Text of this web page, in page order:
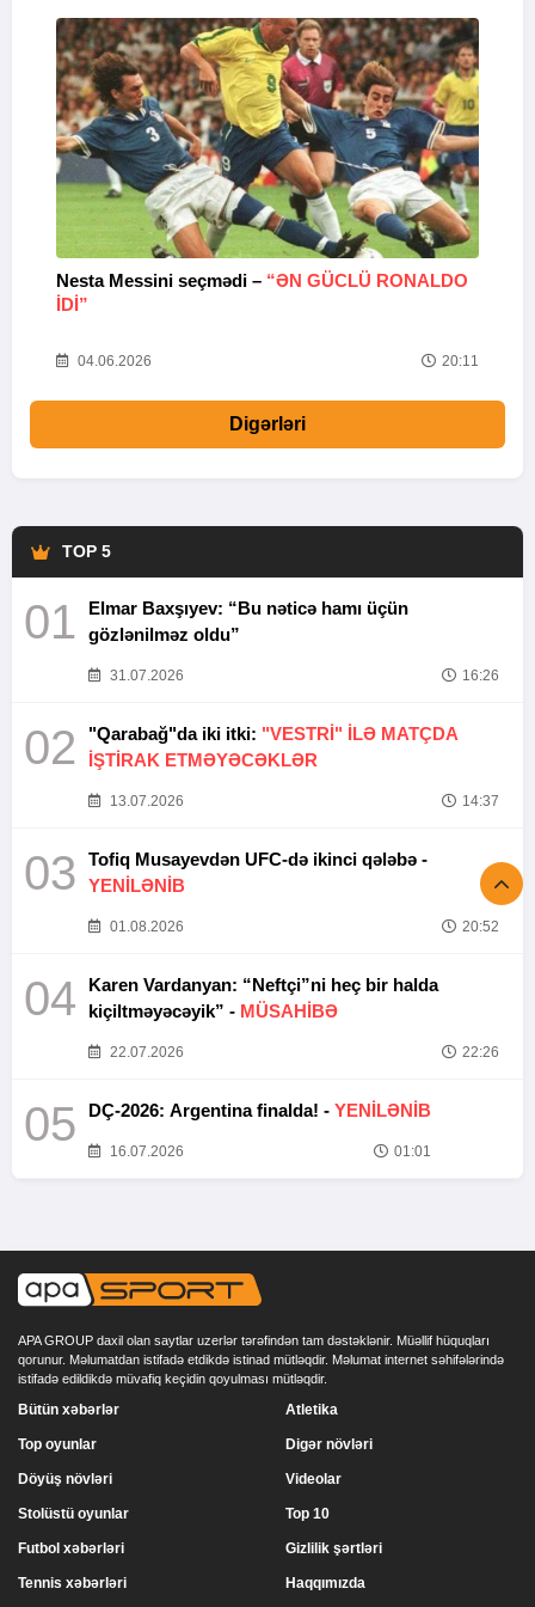
Nesta Messini seçmədi – “ƏN GÜCLÜ RONALDO
IDI”
04.06.2026 20:11
Digərləri
TOP 5
01
Elmar Baxşıyev: “Bu nəticə hamı üçün
gözlənilməz oldu”
31.07.2026 16:26
02 "Qarabağ"da iki itki: "VESTRİ" İLƏ MATÇDA
İŞTİRAK ETMƏYƏCƏKLƏR
13.07.2026 14:37
03
Tofiq Musayevdən UFC-də ikinci qələbə -
YENİLƏNİB
01.08.2026 20:52
04
Karen Vardanyan: “Neftçi”ni heç bir halda
kiçiltməyəcəyik” - MÜSAHİBƏ
22.07.2026 22:26
05 DÇ-2026: Argentina finalda! - YENİLƏNİB
16.07.2026 01:01
APA GROUP daxil olan saytlar uzerlər tərəfindən tam dəstəklənir. Müəllif hüquqları
qorunur. Məlumatdan istifadə etdikdə istinad mütləqdir. Məlumat internet səhifələrində
istifadə edildikdə müvafiq keçidin qoyulması mütləqdir.
Bütün xəbərlər
Top oyunlar
Döyüş növləri
Stolüstü oyunlar
Atletika
Digər növləri
Videolar
Top 10
Futbol xəbərləri
Tennis xəbərləri
Gizlilik şərtləri
Haqqımızda